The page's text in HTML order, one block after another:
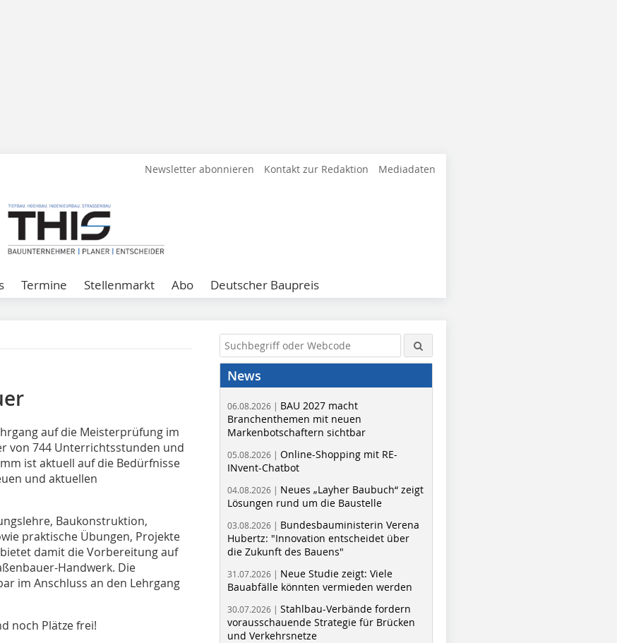
Newsletter abonnieren Kontakt zur Redaktion Mediadaten
Termine Stellenmarkt Abo Deutscher Baupreis
auf die Meisterprüfung im
von 744 Unterrichtsstunden und
ist aktuell auf die Bedürfnisse
und aktuellen
Baukonstruktion,
praktische Übungen, Projekte
damit die Vorbereitung auf
Handwerk. Die
im Anschluss an den Lehrgang
noch Plätze frei!
News
06.08.2026 | BAU 2027 macht
Branchenthemen mit neuen
Markenbotschaftern sichtbar
05.08.2026 | Online-Shopping mit RE-
INvent-Chatbot
04.08.2026 | Neues „Layher Baubuch“ zeigt
Lösungen rund um die Baustelle
03.08.2026 | Bundesbauministerin Verena
Hubertz: "Innovation entscheidet über
die Zukunft des Bauens"
31.07.2026 | Neue Studie zeigt: Viele
Bauabfälle könnten vermieden werden
30.07.2026 | Stahlbau-Verbände fordern
vorausschauende Strategie für Brücken
und Verkehrsnetze